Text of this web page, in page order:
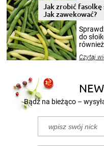
pełni
Jak zrobić fasolkę
Jak zawekować?
do
nasze
Czytaj
Bądź na bieżąco –